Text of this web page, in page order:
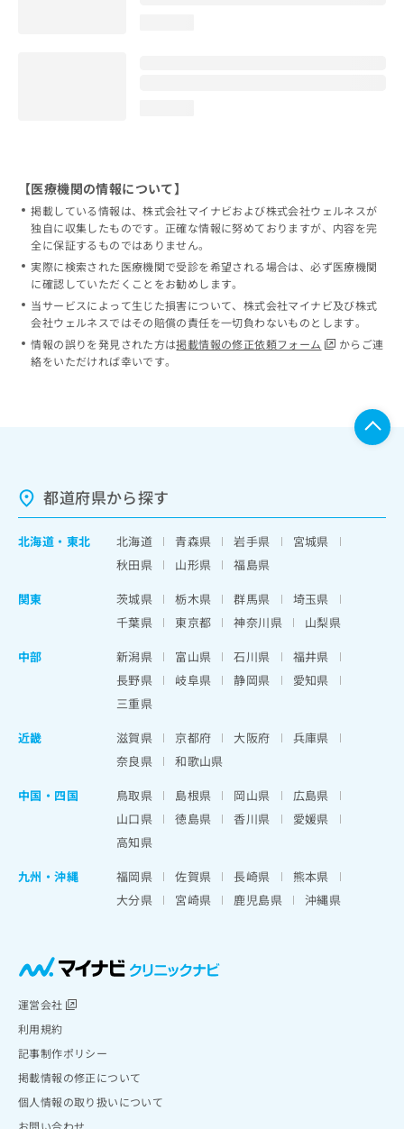
【医療機関の情報について】
掲載している情報は、株式会社マイナビおよび株式会社ウェルネスが
独自に収集したものです。正確な情報に努めておりますが、内容を完
全に保証するものではありません。
実際に検索された医療機関で受診を希望される場合は、必ず医療機関
に確認していただくことをお勧めします。
当サービスによって生じた損害について、株式会社マイナビ及び株式
会社ウェルネスではその賠償の責任を一切負わないものとします。
情報の誤りを発見された方は掲載情報の修正依頼フォーム
からご連
絡をいただければ幸いです。
都道府県から探す
北海道 ・ 東北 北海道 青森県 岩手県
宮城県
秋田県
山形県
福島県
関東
茨城県 栃木県 群馬県
埼玉県
千葉県
東京都 神奈川県
山梨県
中部
新潟県 富山県 石川県
福井県
長野県
岐阜県 静岡県
愛知県
三重県
近畿
滋賀県 京都府 大阪府
兵庫県
奈良県
和歌山県
中国・四国
鳥取県 島根県 岡山県
広島県
山口県
徳島県 香川県
愛媛県
高知県
九州・沖縄
福岡県 佐賀県 長崎県
熊本県
大分県
宮崎県 鹿児島県 沖縄県
運営会社
利用規約
記事制作ポリシー
掲載情報の修正について
個人情報の取り扱いについて
お問い合わせ